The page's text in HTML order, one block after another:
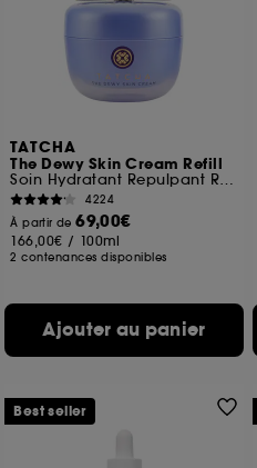
TATCHA
The Dewy Skin Cream Refill
Soin Hydratant Repulpant Riche
4224
À partir de69,00€
166,00€ / 100ml
2 contenances disponibles
Ajouter au panier
Best seller